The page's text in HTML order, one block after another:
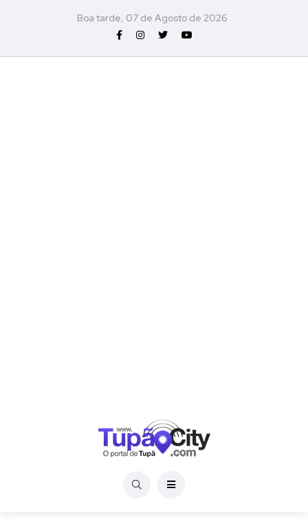
Boa tarde, 07 de Agosto de 2026